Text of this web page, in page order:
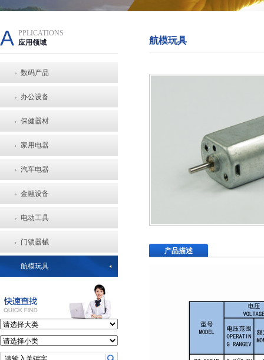
A PPLICATIONS
应用领域
数码产品
办公设备
保健器材
家用电器
汽车电器
金融设备
电动工具
门锁器械
航模玩具
航模玩具
产品描述